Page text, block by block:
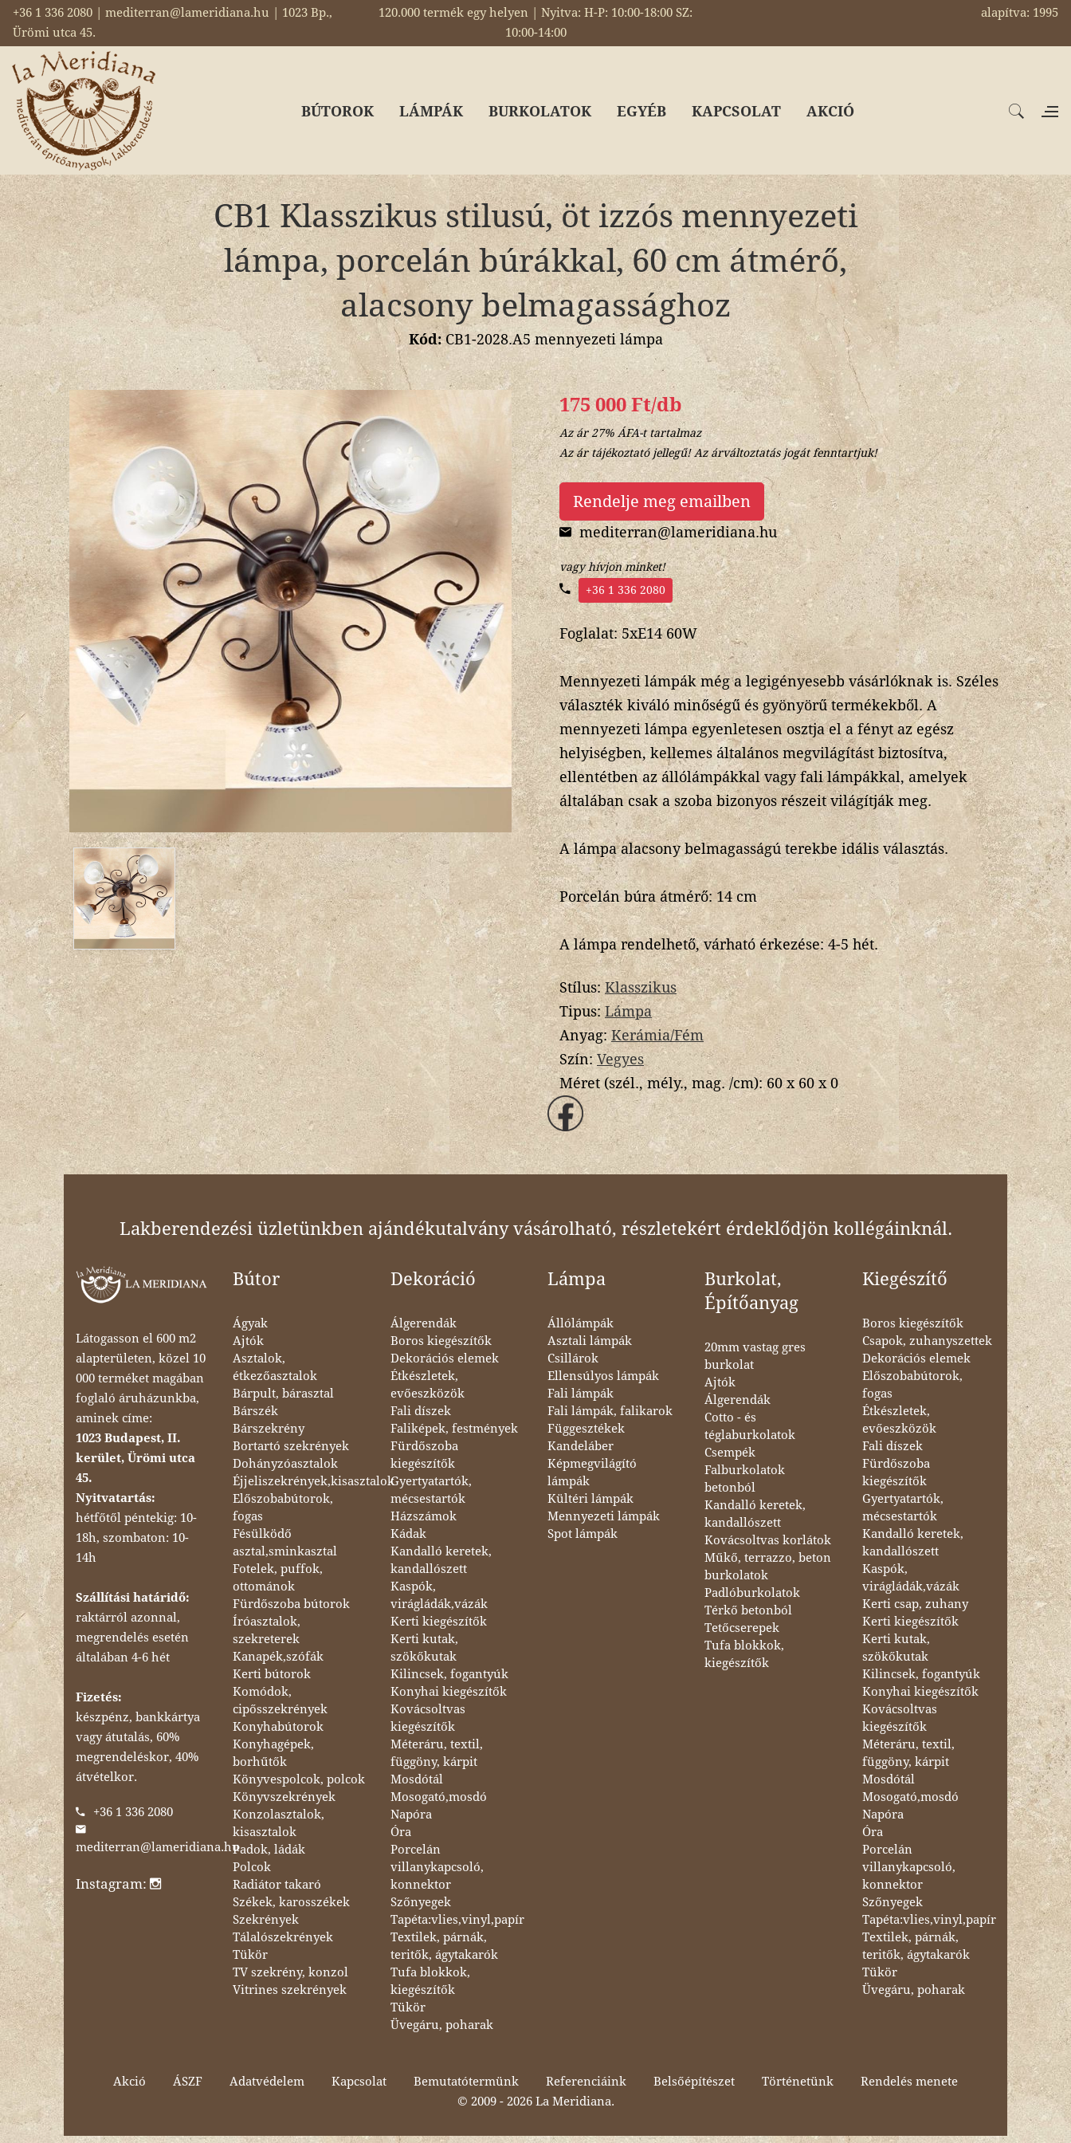
+36 1 336 2080 | mediterran@lameridiana.hu | 1023 Bp.,
Ürömi utca 45.
120.000 termék egy helyen | Nyitva: H-P: 10:00-18:00 SZ:
10:00-14:00
alapítva: 1995
BÚTOROK LÁMPÁK BURKOLATOK EGYÉB KAPCSOLAT AKCIÓ
CB1 Klasszikus stilusú, öt izzós mennyezeti
lámpa, porcelán búrákkal, 60 cm átmérő,
alacsony belmagassághoz
Kód:CB1-2028.A5 mennyezeti lámpa
175 000 Ft/db
Az ár 27% ÁFA-t tartalmaz
Az ár tájékoztató jellegű! Az árváltoztatás jogát fenntartjuk!
Rendelje meg emailben
mediterran@lameridiana.hu
vagy hívjon minket!
+36 1 336 2080
Foglalat: 5xE14 60W
Mennyezeti lámpák még a legigényesebb vásárlóknak is. Széles
választék kiváló minőségű és gyönyörű termékekből. A
mennyezeti lámpa egyenletesen osztja el a fényt az egész
helyiségben, kellemes általános megvilágítást biztosítva,
ellentétben az állólámpákkal vagy fali lámpákkal, amelyek
általában csak a szoba bizonyos részeit világítják meg.
A lámpa alacsony belmagasságú terekbe idális választás.
Porcelán búra átmérő: 14 cm
A lámpa rendelhető, várható érkezése: 4-5 hét.
Stílus:Klasszikus
Tipus:Lámpa
Anyag:Kerámia/Fém
Szín:Vegyes
Méret (szél., mély., mag. /cm):60 x 60 x 0
Lakberendezési üzletünkben ajándékutalvány vásárolható, részletekért érdeklődjön kollégáinknál.
Látogasson el 600 m2
alapterületen, közel 10
000 terméket magában
foglaló áruházunkba,
aminek címe:
1023 Budapest, II.
kerület, Ürömi utca
45.
Nyitvatartás:
hétfőtől péntekig: 10-
18h, szombaton: 10-
14h
Szállítási határidő:
raktárról azonnal,
megrendelés esetén
általában 4-6 hét
Fizetés:
készpénz, bankkártya
vagy átutalás, 60%
megrendeléskor, 40%
átvételkor.
+36 1 336 2080
mediterran@lameridiana.hu
Instagram:
Bútor
Ágyak
Ajtók
Asztalok,
étkezőasztalok
Bárpult, bárasztal
Bárszék
Bárszekrény
Bortartó szekrények
Dohányzóasztalok
Éjjeliszekrények,kisasztalok
Előszobabútorok,
fogas
Fésülködő
asztal,sminkasztal
Fotelek, puffok,
ottománok
Fürdőszoba bútorok
Íróasztalok,
szekreterek
Kanapék,szófák
Kerti bútorok
Komódok,
cipősszekrények
Konyhabútorok
Konyhagépek,
borhűtők
Könyvespolcok, polcok
Könyvszekrények
Konzolasztalok,
kisasztalok
Padok, ládák
Polcok
Radiátor takaró
Székek, karosszékek
Szekrények
Tálalószekrények
Tükör
TV szekrény, konzol
Vitrines szekrények
Dekoráció
Álgerendák
Boros kiegészítők
Dekorációs elemek
Étkészletek,
evőeszközök
Fali díszek
Faliképek, festmények
Fürdőszoba
kiegészítők
Gyertyatartók,
mécsestartók
Házszámok
Kádak
Kandalló keretek,
kandallószett
Kaspók,
virágládák,vázák
Kerti kiegészítők
Kerti kutak,
szökőkutak
Kilincsek, fogantyúk
Konyhai kiegészítők
Kovácsoltvas
kiegészítők
Méteráru, textil,
függöny, kárpit
Mosdótál
Mosogató,mosdó
Napóra
Óra
Porcelán
villanykapcsoló,
konnektor
Szőnyegek
Tapéta:vlies,vinyl,papír
Textilek, párnák,
teritők, ágytakarók
Tufa blokkok,
kiegészítők
Tükör
Üvegáru, poharak
Lámpa
Állólámpák
Asztali lámpák
Csillárok
Ellensúlyos lámpák
Fali lámpák
Fali lámpák, falikarok
Függesztékek
Kandeláber
Képmegvilágító
lámpák
Kültéri lámpák
Mennyezeti lámpák
Spot lámpák
Burkolat,
Építőanyag
20mm vastag gres
burkolat
Ajtók
Álgerendák
Cotto - és
téglaburkolatok
Csempék
Falburkolatok
betonból
Kandalló keretek,
kandallószett
Kovácsoltvas korlátok
Műkő, terrazzo, beton
burkolatok
Padlóburkolatok
Térkő betonból
Tetőcserepek
Tufa blokkok,
kiegészítők
Kiegészítő
Boros kiegészítők
Csapok, zuhanyszettek
Dekorációs elemek
Előszobabútorok,
fogas
Étkészletek,
evőeszközök
Fali díszek
Fürdőszoba
kiegészítők
Gyertyatartók,
mécsestartók
Kandalló keretek,
kandallószett
Kaspók,
virágládák,vázák
Kerti csap, zuhany
Kerti kiegészítők
Kerti kutak,
szökőkutak
Kilincsek, fogantyúk
Konyhai kiegészítők
Kovácsoltvas
kiegészítők
Méteráru, textil,
függöny, kárpit
Mosdótál
Mosogató,mosdó
Napóra
Óra
Porcelán
villanykapcsoló,
konnektor
Szőnyegek
Tapéta:vlies,vinyl,papír
Textilek, párnák,
teritők, ágytakarók
Tükör
Üvegáru, poharak
Akció ÁSZF Adatvédelem Kapcsolat Bemutatótermünk Referenciáink Belsőépítészet Történetünk
Rendelés menete
© 2009 - 2026 La Meridiana.